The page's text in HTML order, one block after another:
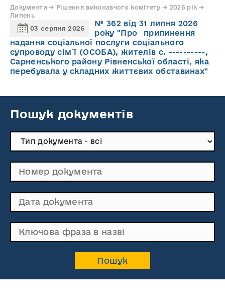
Документи → Рішення виконавчого комітету → 2026 рік →
Липень
03 серпня 2026
№ 362 від 31 липня 2026
року "Про припинення
надання соціальної послуги соціального
супроводу cім`ї (ОСОБА), жителів с. ----------,
Сарненського району Рівненської області, яка
перебувала у складних життєвих обставинах"
Пошук документів